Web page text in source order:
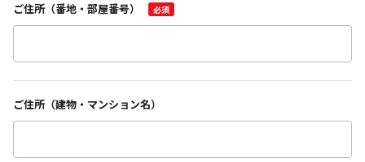
ご住所（番地・部屋番号） 必須
ご住所（建物・マンション名）